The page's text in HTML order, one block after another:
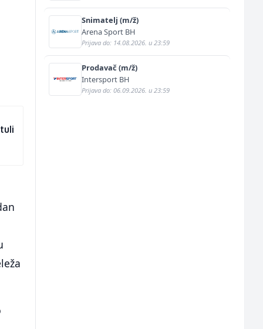
Snimatelj (m/ž)
Arena Sport BH
Prijava do: 14.08.2026. u 23:59
Prodavač (m/ž)
Intersport BH
Prijava do: 06.09.2026. u 23:59